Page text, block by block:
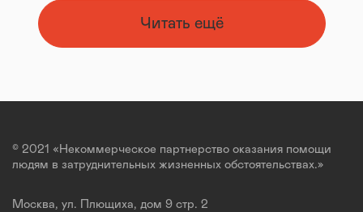
Читать ещё
© 2021 «Некоммерческое партнерство оказания помощи
людям в затруднительных жизненных обстоятельствах.»
Москва, ул. Плющиха, дом 9 стр. 2